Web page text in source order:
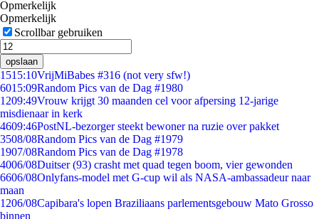
Opmerkelijk
Opmerkelijk
Scrollbar gebruiken
opslaan
1515:10VrijMiBabes #316 (not very sfw!)
6015:09Random Pics van de Dag #1980
1209:49Vrouw krijgt 30 maanden cel voor afpersing 12-jarige
misdienaar in kerk
4609:46PostNL-bezorger steekt bewoner na ruzie over pakket
3508/08Random Pics van de Dag #1979
1907/08Random Pics van de Dag #1978
4006/08Duitser (93) crasht met quad tegen boom, vier gewonden
6606/08Onlyfans-model met G-cup wil als NASA-ambassadeur naar
maan
1206/08Capibara's lopen Braziliaans parlementsgebouw Mato Grosso
binnen